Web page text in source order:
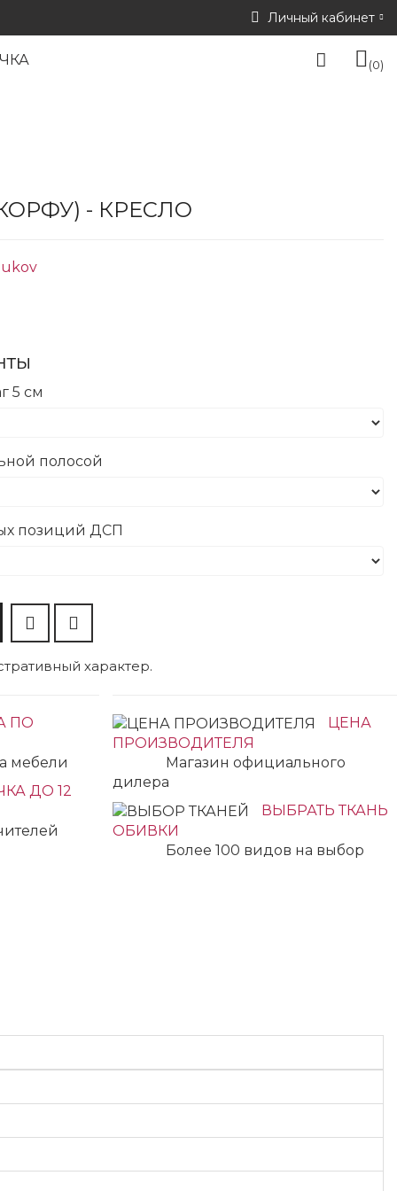
Личный кабинет
0
- КРЕСЛО
5 см
полосой
позиций ДСП
характер.
ПО
мебели
ДО 12
ЦЕНА
ПРОИЗВОДИТЕЛЯ
Магазин официального
дилера
ВЫБРАТЬ ТКАНЬ
ОБИВКИ
Более 100 видов на выбор